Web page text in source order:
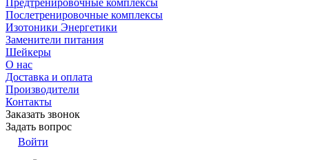
Предтренировочные комплексы
Послетренировочные комплексы
Изотоники Энергетики
Заменители питания
Шейкеры
О нас
Доставка и оплата
Производители
Контакты
Заказать звонок
Задать вопрос
Войти